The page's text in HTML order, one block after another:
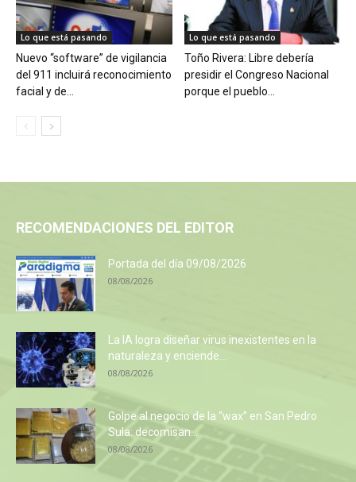
Lo que está pasando
Nuevo “software” de vigilancia
del 911 incluirá reconocimiento
facial y de...
Lo que está pasando
Toño Rivera: Libre debería
presidir el Congreso Nacional
porque el pueblo...
RECOMENDACIONES DEL EDITOR
Portada del día 09/08/2026
08/08/2026
La IA logra diseñar virus inexistentes en la
naturaleza y enciende...
08/08/2026
Golpe al negocio de la “wax” en San Pedro
Sula: decomisan...
08/08/2026